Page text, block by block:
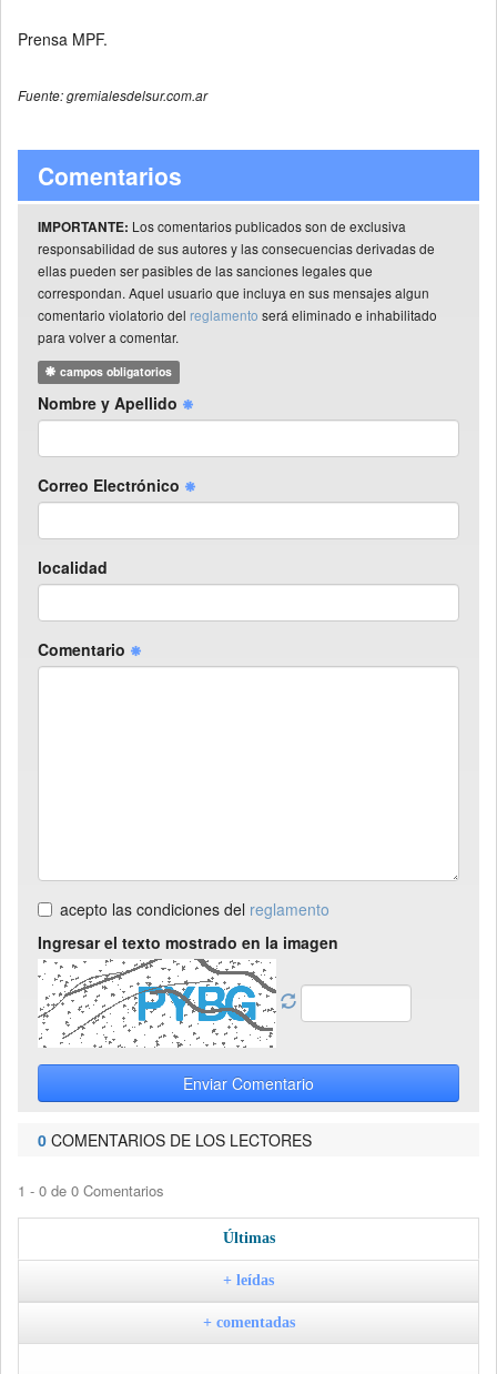
Prensa MPF.
Fuente: gremialesdelsur.com.ar
Comentarios
IMPORTANTE: Los comentarios publicados son de exclusiva
responsabilidad de sus autores y las consecuencias derivadas de
ellas pueden ser pasibles de las sanciones legales que
correspondan. Aquel usuario que incluya en sus mensajes algun
comentario violatorio del reglamento será eliminado e inhabilitado
para volver a comentar.
campos obligatorios
Nombre y Apellido
Correo Electrónico
localidad
Comentario
acepto las condiciones del reglamento
Ingresar el texto mostrado en la imagen
Enviar Comentario
0 COMENTARIOS DE LOS LECTORES
1 - 0 de 0 Comentarios
Últimas
+ leídas
+ comentadas